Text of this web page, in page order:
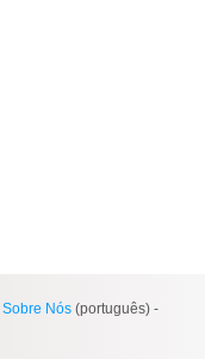
Sobre Nós (português) -